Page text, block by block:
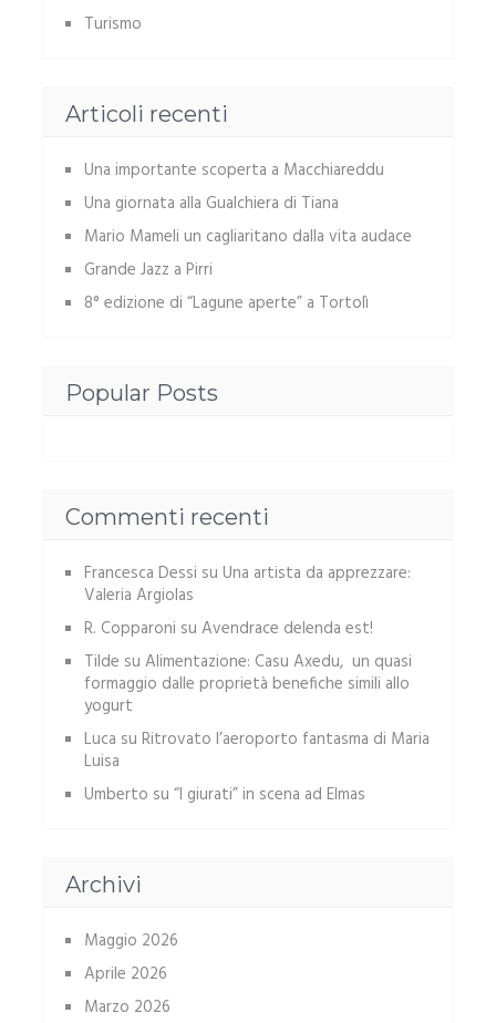
Turismo
Articoli recenti
Una importante scoperta a Macchiareddu
Una giornata alla Gualchiera di Tiana
Mario Mameli un cagliaritano dalla vita audace
Grande Jazz a Pirri
8° edizione di “Lagune aperte” a Tortolì
Popular Posts
Commenti recenti
Francesca Dessi su Una artista da apprezzare:
Valeria Argiolas
R. Copparoni su Avendrace delenda est!
Tilde su Alimentazione: Casu Axedu, un quasi
formaggio dalle proprietà benefiche simili allo
yogurt
Luca su Ritrovato l’aeroporto fantasma di Maria
Luisa
Umberto su “I giurati” in scena ad Elmas
Archivi
Maggio 2026
Aprile 2026
Marzo 2026